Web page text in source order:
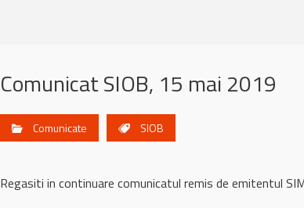
Comunicat SIOB, 15 mai 2019
Comunicate SIOB
Regasiti in continuare comunicatul remis de emitentul